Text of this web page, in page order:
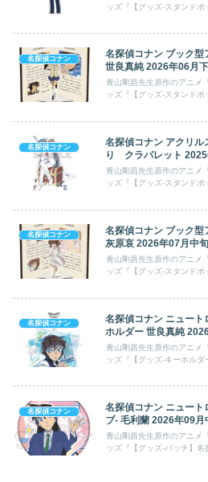
ッズ『【グッズ-スタンドポ
名探偵コナン
名探偵コナン ブック型
世良真純 2026年06月
青山剛昌先生原作のアニメ
ッズ『【グッズ-スタンドポ
名探偵コナン
名探偵コナン アクリ
り クラパレット 2025
青山剛昌先生原作のアニメ
ッズ『【グッズ-スタンドポ
名探偵コナン
名探偵コナン ブック型
灰原哀 2026年07月中
青山剛昌先生原作のアニメ
ッズ『【グッズ-スタンドポ
名探偵コナン
名探偵コナン ニュート
ホルダー 世良真純
青山剛昌先生原作のアニメ
ッズ『【グッズ-キーホルダ
名探偵コナン
名探偵コナン ニュート
ブ- 毛利蘭 2026年09月
青山剛昌先生原作のアニメ
ッズ『【グッズ-バッチ】名